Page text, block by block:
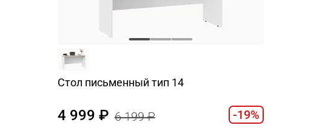
Стол письменный тип 14
4 999 6 199 -19%